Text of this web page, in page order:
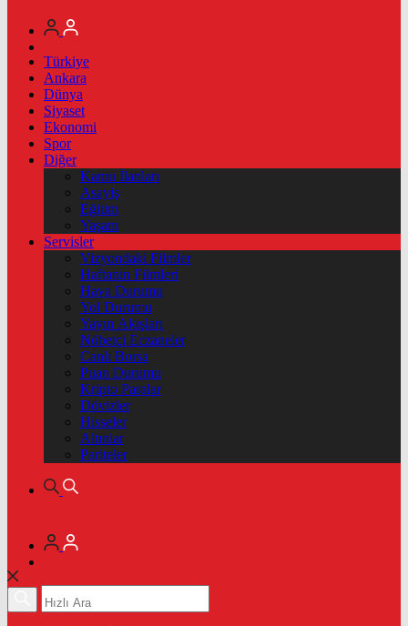
Türkiye
Ankara
Dünya
Siyaset
Ekonomi
Spor
Diğer
Kamu İlanları
Asayiş
Eğitim
Yaşam
Servisler
Vizyondaki Filmler
Haftanin Filmleri
Hava Durumu
Yol Durumu
Yayın Akışları
Nöbetçi Eczaneler
Canlı Borsa
Puan Durumu
Kripto Paralar
Dövizler
Hisseler
Altınlar
Pariteler